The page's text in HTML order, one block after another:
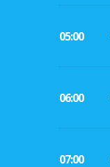
05:00
06:00
07:00